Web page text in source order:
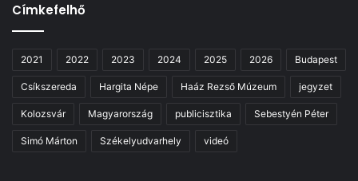
Címkefelhő
2021 2022 2023 2024 2025 2026 Budapest
Csíkszereda Hargita Népe Haáz Rezső Múzeum jegyzet
Kolozsvár Magyarország publicisztika Sebestyén Péter
Simó Márton Székelyudvarhely videó